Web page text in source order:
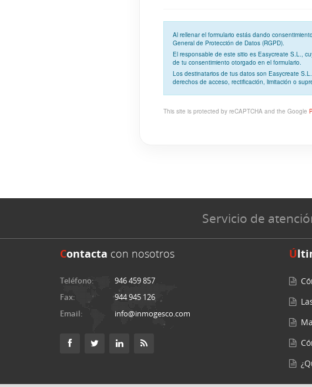
Al rellenar el formulario estás dando
General de Protección de Datos (RGPD).
El responsable de este sitio es Easycreate S.L.,
de tu consentimiento otorgado en el formulario.
Los destinatarios de tus datos son Easycreate
derechos de acceso, rectificación, limitación o
This site is protected by reCAPTCHA and the Google
Servicio de
Contacta con nosotros
Teléfono:
946 459 857
Fax:
944 945 126
Email:
info@inmogesco.com